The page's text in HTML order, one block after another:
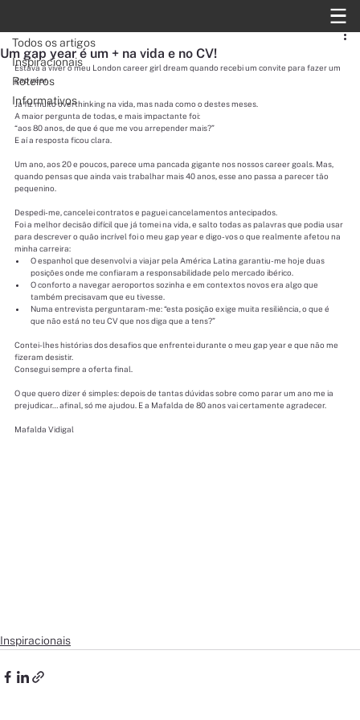
Todos os artigos
Inspiracionais
Roteiros
Informativos
Um gap year é um + na vida e no CV!
Estava a viver o meu London career girl dream quando recebi um convite para fazer um
gap year.
Já fiz muito overthinking na vida, mas nada como o destes meses.
A maior pergunta de todas, e mais impactante foi:
“aos 80 anos, de que é que me vou arrepender mais?”
E aí a resposta ficou clara.
Um ano, aos 20 e poucos, parece uma pancada gigante nos nossos career goals. Mas,
quando pensas que ainda vais trabalhar mais 40 anos, esse ano passa a parecer tão
pequenino.
Despedi-me, cancelei contratos e paguei cancelamentos antecipados.
Foi a melhor decisão difícil que já tomei na vida, e salto todas as palavras que podia usar
para descrever o quão incrível foi o meu gap year e digo-vos o que realmente afetou na
minha carreira:
O espanhol que desenvolvi a viajar pela América Latina garantiu-me hoje duas
posições onde me confiaram a responsabilidade pelo mercado ibérico.
O conforto a navegar aeroportos sozinha e em contextos novos era algo que
também precisavam que eu tivesse.
Numa entrevista perguntaram-me: “esta posição exige muita resiliência, o que é
que não está no teu CV que nos diga que a tens?”
Contei-lhes histórias dos desafios que enfrentei durante o meu gap year e que não me
fizeram desistir.
Consegui sempre a oferta final.
O que quero dizer é simples: depois de tantas dúvidas sobre como parar um ano me ia
prejudicar… afinal, só me ajudou. E a Mafalda de 80 anos vai certamente agradecer.
Mafalda Vidigal
Inspiracionais